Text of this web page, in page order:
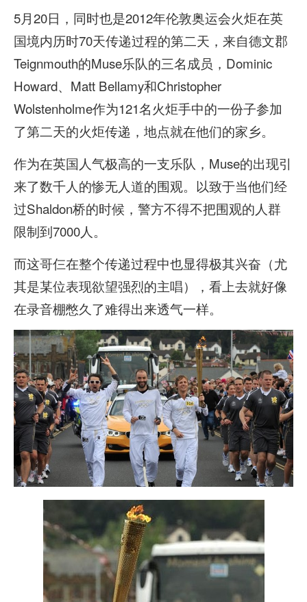
5月20日，同时也是2012年伦敦奥运会火炬在英
国境内历时70天传递过程的第二天，来自德文郡
Teignmouth的Muse乐队的三名成员，Dominic
Howard、Matt Bellamy和Christopher
Wolstenholme作为121名火炬手中的一份子参加
了第二天的火炬传递，地点就在他们的家乡。
作为在英国人气极高的一支乐队，Muse的出现引
来了数千人的惨无人道的围观。以致于当他们经
过Shaldon桥的时候，警方不得不把围观的人群
限制到7000人。
而这哥仨在整个传递过程中也显得极其兴奋（尤
其是某位表现欲望强烈的主唱），看上去就好像
在录音棚憋久了难得出来透气一样。